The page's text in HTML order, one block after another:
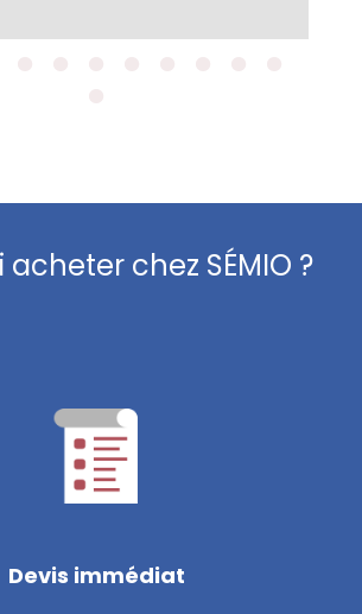
acheter chez SÉMIO ?
Devis immédiat